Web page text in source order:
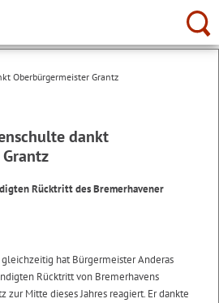
Oberbürgermeister Grantz
dankt
Rücktritt des Bremerhavener
hat Bürgermeister Anderas
Rücktritt von Bremerhavens
zur Mitte dieses Jahres reagiert. Er dankte